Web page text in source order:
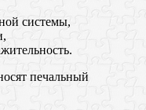
системы,
печальный